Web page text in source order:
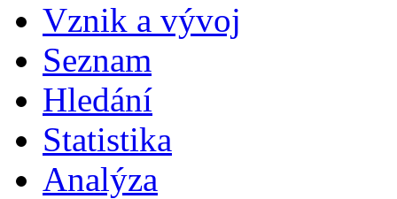
Vznik a vývoj
Seznam
Hledání
Statistika
Analýza